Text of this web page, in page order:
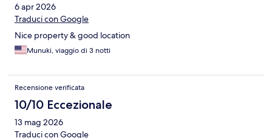
6 apr 2026
Traduci con Google
Nice property & good location
Munuki, viaggio di 3 notti
Recensione verificata
10/10 Eccezionale
13 mag 2026
Traduci con Google